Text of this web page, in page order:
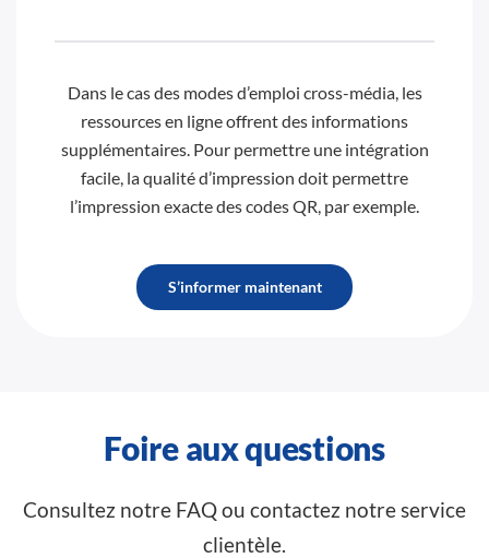
Dans le cas des modes d’emploi cross-média, les
ressources en ligne offrent des informations
supplémentaires. Pour permettre une intégration
facile, la qualité d’impression doit permettre
l’impression exacte des codes QR, par exemple.
S’informer maintenant
Foire aux questions
Consultez notre FAQ ou contactez notre service
clientèle.